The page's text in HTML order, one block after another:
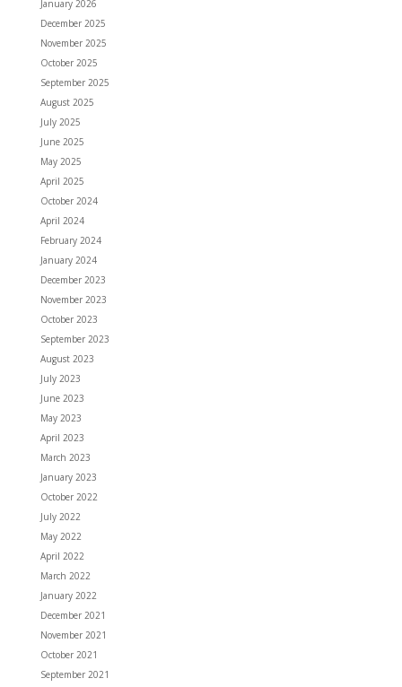
January 2026
December 2025
November 2025
October 2025
September 2025
August 2025
July 2025
June 2025
May 2025
April 2025
October 2024
April 2024
February 2024
January 2024
December 2023
November 2023
October 2023
September 2023
August 2023
July 2023
June 2023
May 2023
April 2023
March 2023
January 2023
October 2022
July 2022
May 2022
April 2022
March 2022
January 2022
December 2021
November 2021
October 2021
September 2021